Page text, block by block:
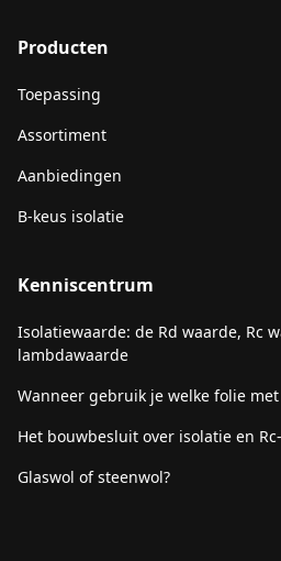
Producten
Toepassing
Assortiment
Aanbiedingen
B-keus isolatie
Kenniscentrum
Isolatiewaarde: de Rd waarde, Rc
lambdawaarde
Wanneer gebruik je welke folie
Het bouwbesluit over isolatie en
Glaswol of steenwol?